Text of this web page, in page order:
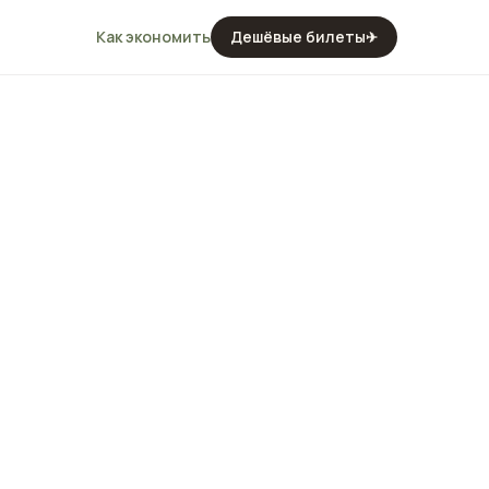
Как экономить Дешёвые билеты✈